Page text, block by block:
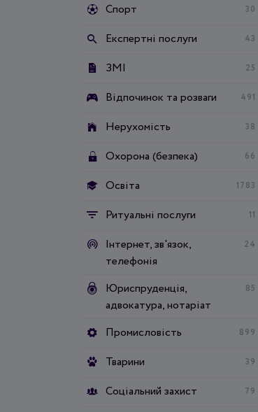
Спорт 30
Експертні послуги 43
ЗМІ 25
Відпочинок та розваги 491
Нерухомість 38
Охорона (безпека) 66
Освіта 1783
Ритуальні послуги 11
Інтернет, зв'язок,
телефонія
24
Юриспруденція,
адвокатура, нотаріат
85
Промисловість 899
Тварини 39
Соціальний захист 79